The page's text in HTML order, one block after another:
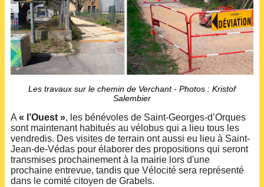
Les travaux sur le chemin de Verchant - Photos : Kristof
Salembier
A« l’Ouest », les bénévoles de Saint-Georges-d’Orques
sont maintenant habitués au vélobus qui a lieu tous les
vendredis. Des visites de terrain ont aussi eu lieu à Saint-
Jean-de-Védas pour élaborer des propositions qui seront
transmises prochainement à la mairie lors d'une
prochaine entrevue, tandis que Vélocité sera représenté
dans le comité citoyen de Grabels.